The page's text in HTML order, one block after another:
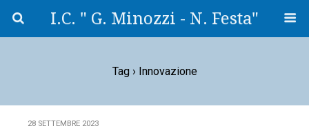
I.C. " G. Minozzi - N. Festa"
Tag › Innovazione
28 SETTEMBRE 2023